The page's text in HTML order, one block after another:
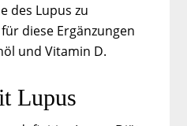
des Lupus zu
diese Ergänzungen
und Vitamin D.
Lupus